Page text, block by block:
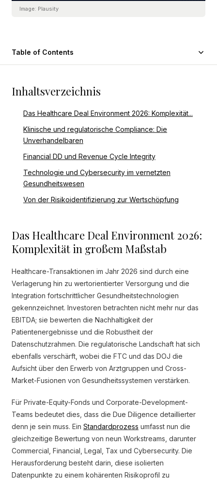
Image: Plausity
Table of Contents
Inhaltsverzeichnis
Das Healthcare Deal Environment 2026: Komplexität...
Klinische und regulatorische Compliance: Die
Unverhandelbaren
Financial DD und Revenue Cycle Integrity
Technologie und Cybersecurity im vernetzten
Gesundheitswesen
Von der Risikoidentifizierung zur Wertschöpfung
Das Healthcare Deal Environment 2026:
Komplexität in großem Maßstab
Healthcare-Transaktionen im Jahr 2026 sind durch eine
Verlagerung hin zu wertorientierter Versorgung und die
Integration fortschrittlicher Gesundheitstechnologien
gekennzeichnet. Investoren betrachten nicht mehr nur das
EBITDA; sie bewerten die Nachhaltigkeit der
Patientenergebnisse und die Robustheit der
Datenschutzrahmen. Die regulatorische Landschaft hat sich
ebenfalls verschärft, wobei die FTC und das DOJ die
Aufsicht über den Erwerb von Arztgruppen und Cross-
Market-Fusionen von Gesundheitssystemen verstärken.
Für Private-Equity-Fonds und Corporate-Development-
Teams bedeutet dies, dass die Due Diligence detaillierter
denn je sein muss. Ein Standardprozess umfasst nun die
gleichzeitige Bewertung von neun Workstreams, darunter
Commercial, Financial, Legal, Tax und Cybersecurity. Die
Herausforderung besteht darin, diese isolierten
Datenpunkte zu einem kohärenten Risikoprofil zu